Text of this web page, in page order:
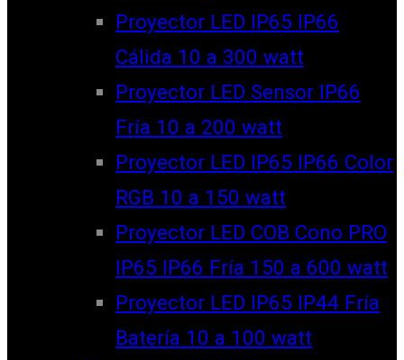
Proyector LED IP65 IP66
Cálida 10 a 300 watt
Proyector LED Sensor IP66
Fría 10 a 200 watt
Proyector LED IP65 IP66 Color
RGB 10 a 150 watt
Proyector LED COB Cono PRO
IP65 IP66 Fría 150 a 600 watt
Proyector LED IP65 IP44 Fría
Batería 10 a 100 watt